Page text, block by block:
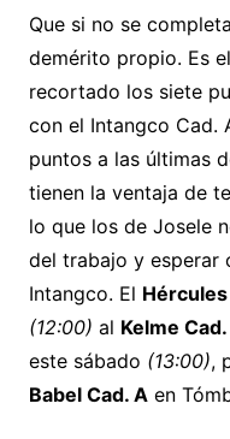
Que si no se
demérito propio. Es
recortado los siete
con el Intangco Cad.
puntos a las últimas
tienen la ventaja de
lo que los de Josele
del trabajo y esperar
Intangco. El Hércules
(12:00) al Kelme Cad.
este sábado (13:00),
Babel Cad. A en